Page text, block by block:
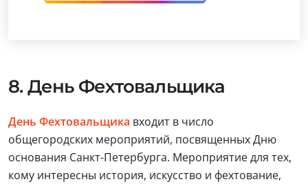
8. День Фехтовальщика
День Фехтовальщика входит в число
общегородских мероприятий, посвященных Дню
основания Санкт-Петербурга. Мероприятие для тех,
кому интересны история, искусство и фехтование,